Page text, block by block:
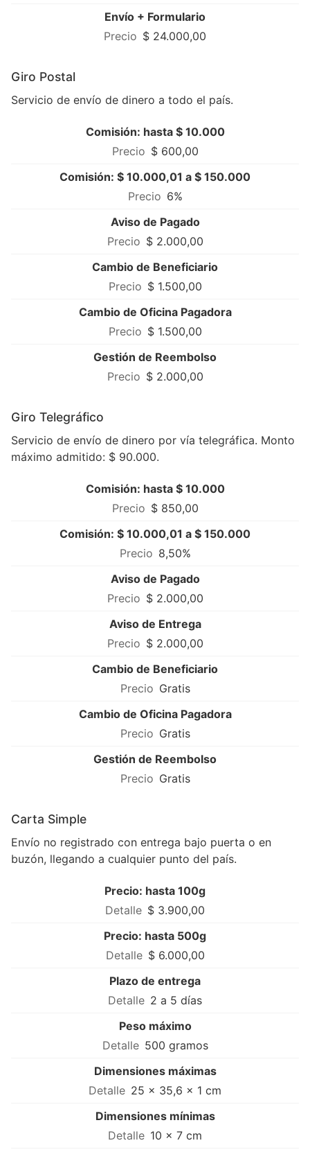
Envío + Formulario
$ 24.000,00
Giro Postal
Servicio de envío de dinero a todo el país.
Comisión: hasta $ 10.000
$ 600,00
Comisión: $ 10.000,01 a $ 150.000
6%
Aviso de Pagado
$ 2.000,00
Cambio de Beneficiario
$ 1.500,00
Cambio de Oficina Pagadora
$ 1.500,00
Gestión de Reembolso
$ 2.000,00
Giro Telegráfico
Servicio de envío de dinero por vía telegráfica. Monto
máximo admitido: $ 90.000.
Comisión: hasta $ 10.000
$ 850,00
Comisión: $ 10.000,01 a $ 150.000
8,50%
Aviso de Pagado
$ 2.000,00
Aviso de Entrega
$ 2.000,00
Cambio de Beneficiario
Gratis
Cambio de Oficina Pagadora
Gratis
Gestión de Reembolso
Gratis
Carta Simple
Envío no registrado con entrega bajo puerta o en
buzón, llegando a cualquier punto del país.
Precio: hasta 100g
$ 3.900,00
Precio: hasta 500g
$ 6.000,00
Plazo de entrega
2 a 5 días
Peso máximo
500 gramos
Dimensiones máximas
25 × 35,6 × 1 cm
Dimensiones mínimas
10 × 7 cm